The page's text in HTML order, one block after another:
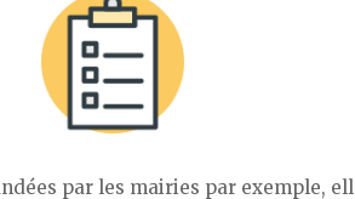
par les mairies par exemple,